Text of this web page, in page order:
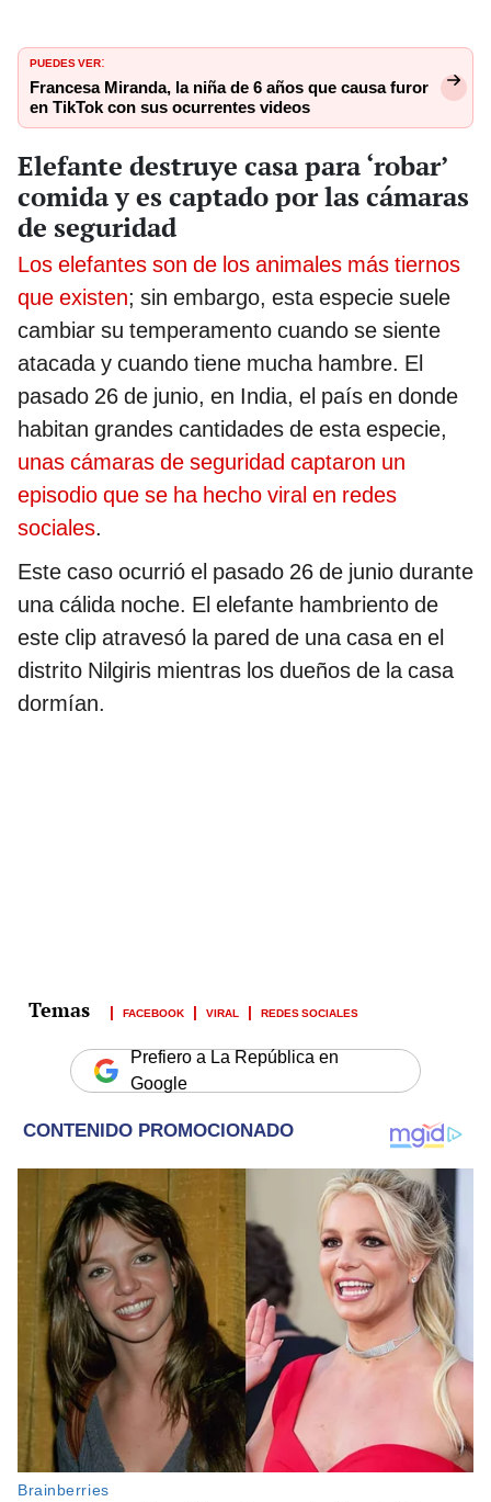
PUEDES VER:
Francesa Miranda, la niña de 6 años que causa furor
en TikTok con sus ocurrentes videos
Elefante destruye casa para ‘robar’
comida y es captado por las cámaras
de seguridad
Los elefantes son de los animales más tiernos
que existen; sin embargo, esta especie suele
cambiar su temperamento cuando se siente
atacada y cuando tiene mucha hambre. El
pasado 26 de junio, en India, el país en donde
habitan grandes cantidades de esta especie,
unas cámaras de seguridad captaron un
episodio que se ha hecho viral en redes
sociales.
Este caso ocurrió el pasado 26 de junio durante
una cálida noche. El elefante hambriento de
este clip atravesó la pared de una casa en el
distrito Nilgiris mientras los dueños de la casa
dormían.
FACEBOOK VIRAL REDES SOCIALES
Prefiero a La República en
Google